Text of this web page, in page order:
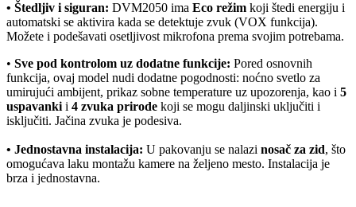
• Štedljiv i siguran: DVM2050 ima Eco režim koji štedi energiju i
automatski se aktivira kada se detektuje zvuk (VOX funkcija).
Možete i podešavati osetljivost mikrofona prema svojim potrebama.
• Sve pod kontrolom uz dodatne funkcije: Pored osnovnih
funkcija, ovaj model nudi dodatne pogodnosti: noćno svetlo za
umirujući ambijent, prikaz sobne temperature uz upozorenja, kao i 5
uspavanki i 4 zvuka prirode koji se mogu daljinski uključiti i
isključiti. Jačina zvuka je podesiva.
• Jednostavna instalacija: U pakovanju se nalazi nosač za zid, što
omogućava laku montažu kamere na željeno mesto. Instalacija je
brza i jednostavna.